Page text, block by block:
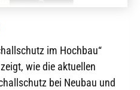
im Hochbau“
wie die aktuellen
bei Neubau und